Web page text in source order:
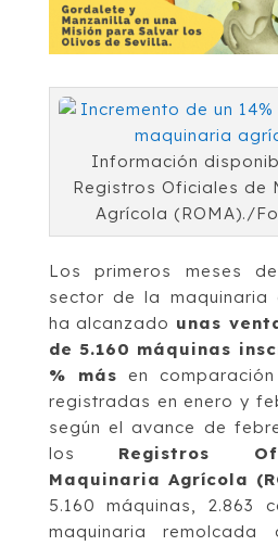
Información
Registros Oficiales de
Agrícola (ROMA)./
Los primeros meses
sector de la maquinaria
ha alcanzado unas
de 5.160 máquinas
% más en
registradas en enero y
según el avance de
los Registros
Maquinaria Agrícola
5.160 máquinas, 2.863
maquinaria remolcada